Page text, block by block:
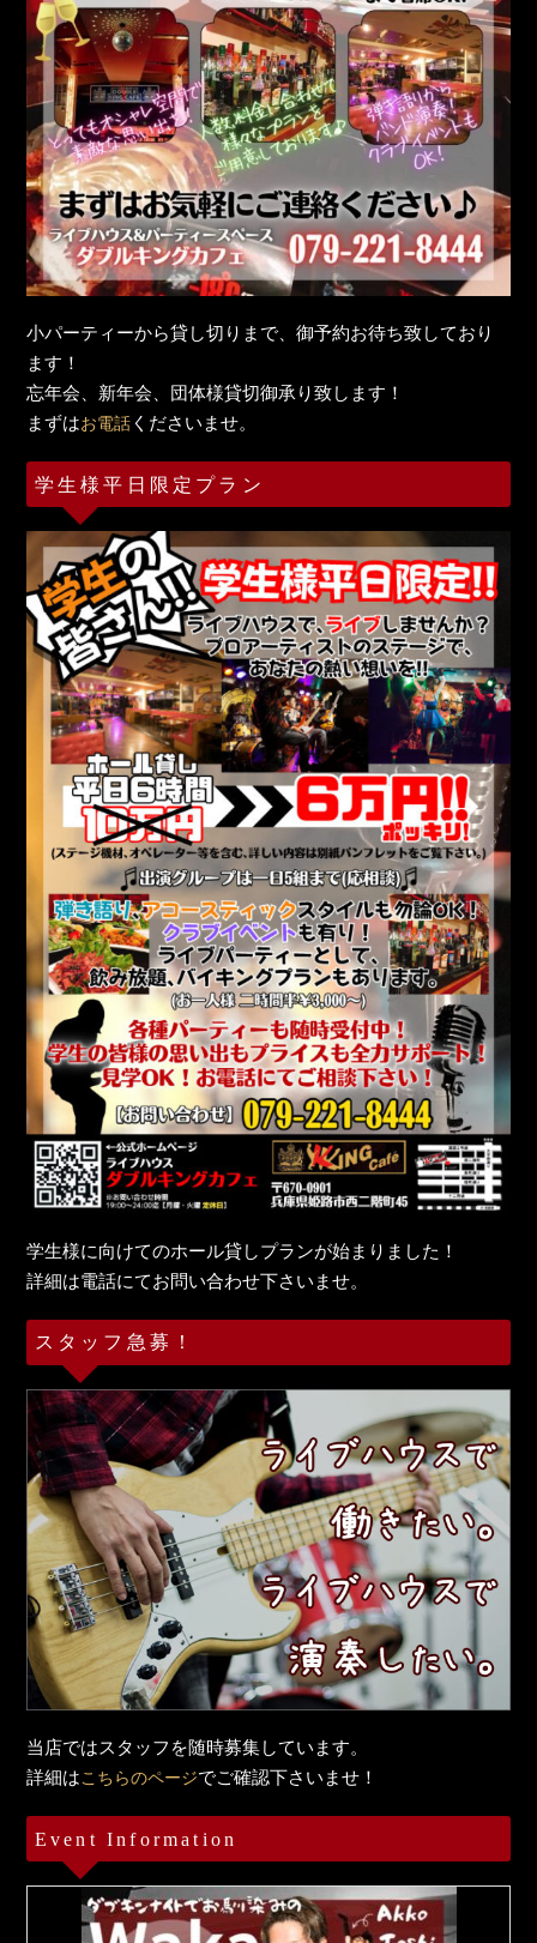
小パーティーから貸し切りまで、御予約お待ち致しており
ます！
忘年会、新年会、団体様貸切御承り致します！
まずはお電話 くださいませ。
学生様平日限定プラン
学生様に向けてのホール貸しプランが始まりました！
詳細は電話にてお問い合わせ下さいませ。
スタッフ急募！
当店ではスタッフを随時募集しています。
詳細はこちらのページでご確認下さいませ！
Event Information